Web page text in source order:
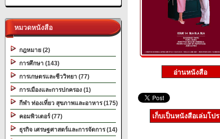
หมวดหนังสือ
กฎหมาย (2)
การศึกษา (143)
การเกษตรและชีววิทยา (77)
การเมืองและการปกครอง (1)
กีฬา ท่องเที่ยว สุขภาพและอาหาร (175)
คอมพิวเตอร์ (77)
ธุรกิจ เศรษฐศาสตร์และการจัดการ (14)
เก็บเป็นหนังสือเล่มโป